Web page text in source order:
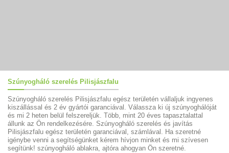
Szúnyogháló szerelés Pilisjászfalu
Szúnyogháló szerelés Pilisjászfalu egész területén vállaljuk ingyenes
kiszállással és 2 év gyártói garanciával. Válassza ki új szúnyoghálóját
és mi 2 heten belül felszereljük. Több, mint 20 éves tapasztalattal
állunk az Ön rendelkezésére. Szúnyogháló szerelés és javítás
Pilisjászfalu egész területén garanciával, számlával. Ha szeretné
igénybe venni a segítségünket kérem hívjon minket és mi szívesen
segítünk! szúnyogháló ablakra, ajtóra ahogyan Ön szeretné.